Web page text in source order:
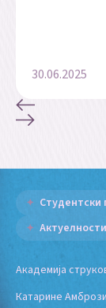
30.06.2025
Студентски
Актуелности
Академија
Катарине